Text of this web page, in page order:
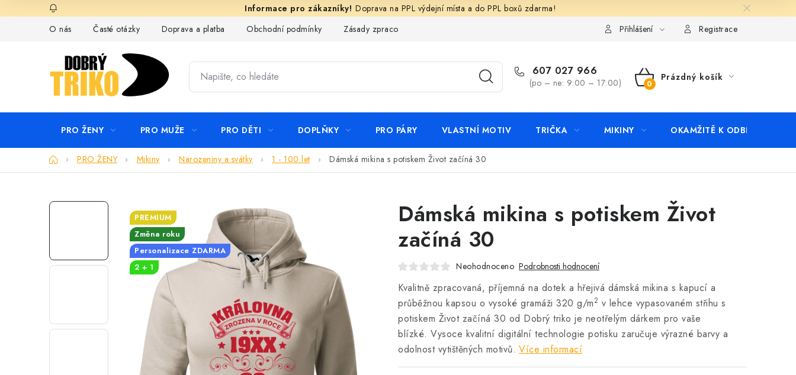
na
Doprava na PPL výdejní místa a do PPL boxů zdarma!
O nás
Časté otázky Doprava a platba Obchodní podmínky Zásady zpracování ochrany osobních údajů KontaktyPřihlášení Registrace
607 027 966
(po – ne: 9:00 – 17:00)
NÁKUPNÍ
Prázdný košík
PRO ŽENY PRO MUŽE PRO DĚTI DOPLŇKY PRO PÁRY VLASTNÍ MOTIV TRIČKA MIKINY OKAMŽITĚ K ODBĚRU
DomůPRO ŽENY Mikiny Narozeniny a svátky 1 - 100 let Dámská mikina s potiskem Život začíná 30
Dámská mikina s potiskem Život
začíná 30
Neohodnoceno Podrobnosti hodnocení
Kvalitně zpracovaná, příjemná na dotek a hřejivá dámská mikina s kapucí a
průběžnou kapsou o vysoké gramáži 320 g/m2 v lehce vypasovaném střihu s
potiskem Život začíná 30 od Dobrý triko je neotřelým dárkem pro vaše
blízké. Vysoce kvalitní digitální technologie potisku zaručuje výrazné barvy a
odolnost vytištěných motivů. Více informací
PREMIUM
Změna roku
Personalizace ZDARMA
2 + 1